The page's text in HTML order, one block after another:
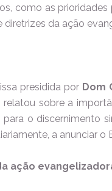
como as
da ação
presidida por Dom
sobre a
o discernimento
a anunciar o
ação